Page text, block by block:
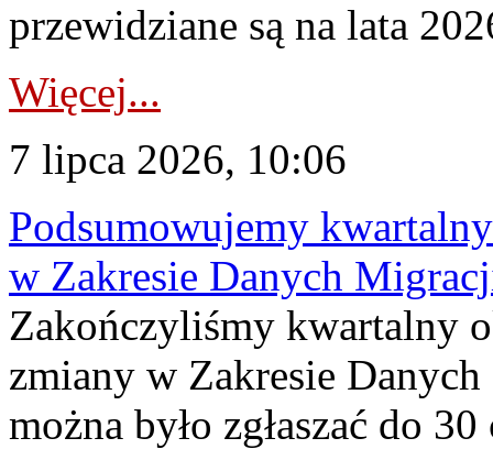
przewidziane są na lata
Więcej...
7 lipca 2026, 10:06
Podsumowujemy
w Zakresie Danych
Zakończyliśmy kwartalny
zmiany w Zakresie
można było zgłaszać do